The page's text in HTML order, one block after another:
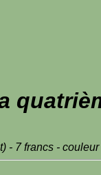
- 7 francs -